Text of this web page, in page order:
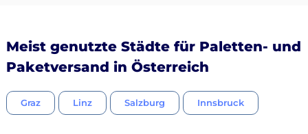
Meist genutzte Städte für Paletten- und
Paketversand in Österreich
Graz Linz Salzburg Innsbruck